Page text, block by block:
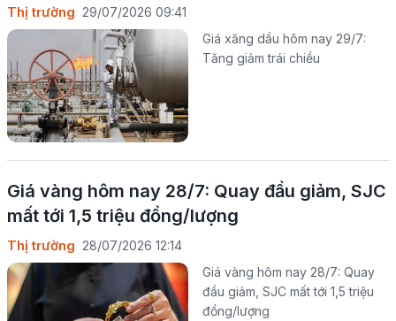
Thị trường 29/07/2026 09:41
Giá xăng dầu hôm nay 29/7:
Tăng giảm trái chiều
Giá vàng hôm nay 28/7: Quay đầu giảm, SJC
mất tới 1,5 triệu đồng/lượng
Thị trường 28/07/2026 12:14
Giá vàng hôm nay 28/7: Quay
đầu giảm, SJC mất tới 1,5 triệu
đồng/lượng